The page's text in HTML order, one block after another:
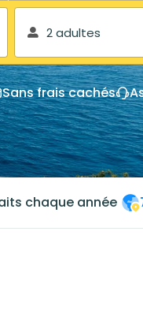
2 adultes
Sans frais cachés
chaque année